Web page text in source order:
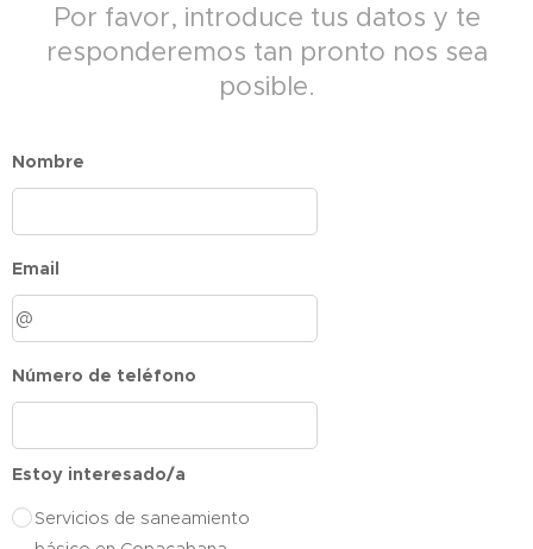
Por favor, introduce tus datos y te
responderemos tan pronto nos sea
posible.
Nombre
Email
Número de teléfono
Estoy interesado/a
Servicios de saneamiento